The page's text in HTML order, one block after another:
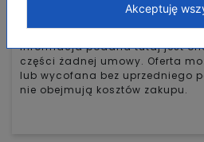
Informacja podana tutaj jest
części żadnej umowy. Oferta
lub wycofana bez uprzedniego
nie obejmują kosztów zakupu.
Akceptuję